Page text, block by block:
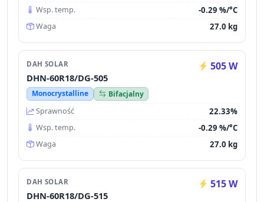
Wsp. temp. -0.29 %/°C
Waga 27.0 kg
DAH SOLAR 505 W
DHN-60R18/DG-505
Monocrystalline
Bifacjalny
Sprawność
22.33%
Wsp. temp. -0.29 %/°C
Waga 27.0 kg
DAH SOLAR 515 W
DHN-60R18/DG-515